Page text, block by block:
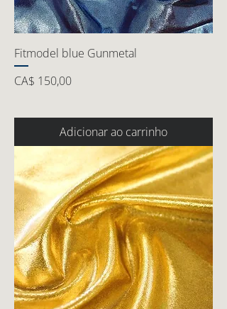
Fitmodel blue Gunmetal
Preço
CA$ 150,00
Adicionar ao carrinho